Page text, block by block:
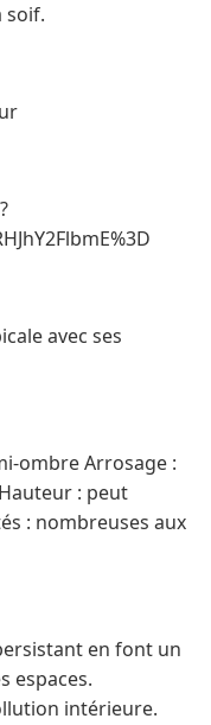
soif.
avec ses
ombre Arrosage :
: peut
: nombreuses aux
en font un
espaces.
intérieure.